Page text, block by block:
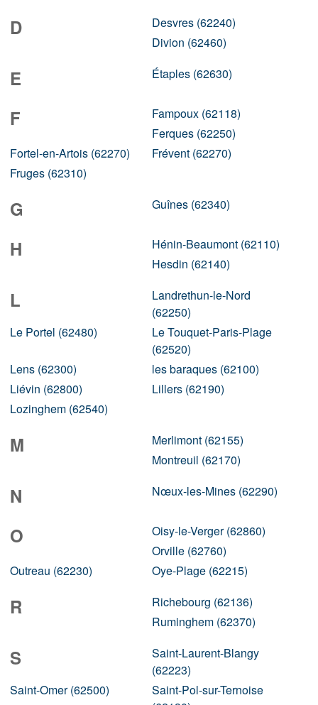
D
Desvres (62240)
Divion (62460)
E Étaples (62630)
F
Fampoux (62118)
Ferques (62250)
Fortel-en-Artois (62270)
Frévent (62270)
Fruges (62310)
G Guînes (62340)
H
Hénin-Beaumont (62110)
Hesdin (62140)
L
Landrethun-le-Nord
(62250)
Le Portel (62480)
Le Touquet-Paris-Plage
(62520)
Lens (62300)
les baraques (62100)
Liévin (62800)
Lillers (62190)
Lozinghem (62540)
M
Merlimont (62155)
Montreuil (62170)
N Nœux-les-Mines (62290)
O
Oisy-le-Verger (62860)
Orville (62760)
Outreau (62230)
Oye-Plage (62215)
R
Richebourg (62136)
Ruminghem (62370)
S
Saint-Laurent-Blangy
(62223)
Saint-Omer (62500)
Saint-Pol-sur-Ternoise